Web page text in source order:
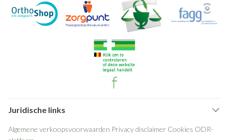
Juridische links
Algemene verkoopsvoorwaarden Privacy disclaimer Cookies ODR-